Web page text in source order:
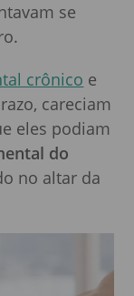
se
crônico e
careciam
eles podiam
do
no altar da